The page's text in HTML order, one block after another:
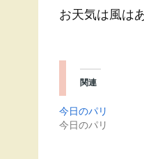
お天気は風は
関連
今日のパリ
今日のパリ